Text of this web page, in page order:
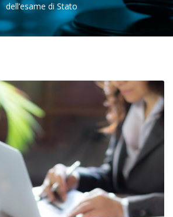
dell’esame di Stato